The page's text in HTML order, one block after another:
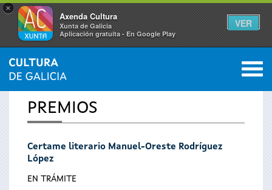
×
Axenda Cultura
Xunta de Galicia
Aplicación gratuíta - En Google Play
VER
Vostede
está
aquí
INICIO 0
PREMIOS
Certame literario Manuel-Oreste Rodríguez
López
EN TRÁMITE